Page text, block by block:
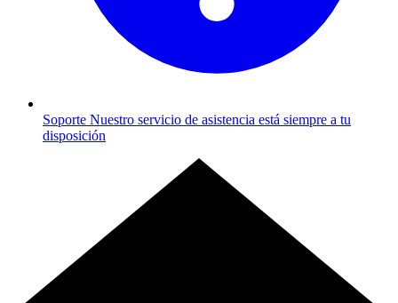
Soporte Nuestro servicio de asistencia está siempre a tu
disposición